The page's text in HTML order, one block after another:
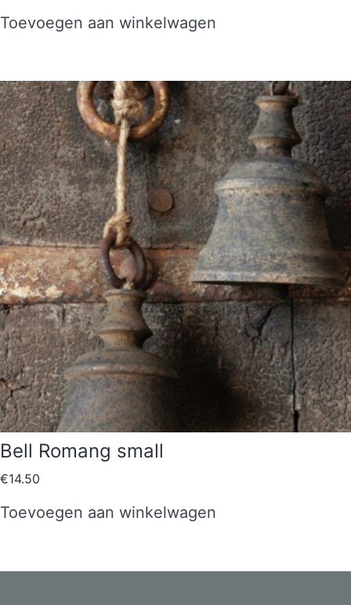
Toevoegen aan winkelwagen
Bell Romang small
€14.50
Toevoegen aan winkelwagen